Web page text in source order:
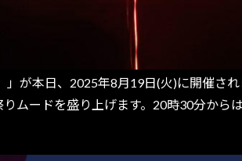
が本日、2025年8月19日(火)に開催さ
ムードを盛り上げます。20時30分から